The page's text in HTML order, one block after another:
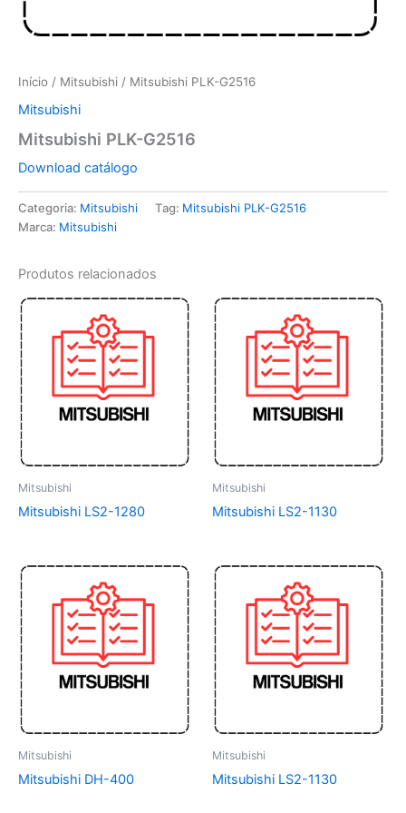
Início / Mitsubishi / Mitsubishi PLK-G2516
Mitsubishi
Mitsubishi PLK-G2516
Download catálogo
Categoria: Mitsubishi Tag: Mitsubishi PLK-G2516
Marca: Mitsubishi
Produtos relacionados
Mitsubishi
Mitsubishi LS2-1280
Mitsubishi
Mitsubishi LS2-1130
Mitsubishi
Mitsubishi DH-400
Mitsubishi
Mitsubishi LS2-1130